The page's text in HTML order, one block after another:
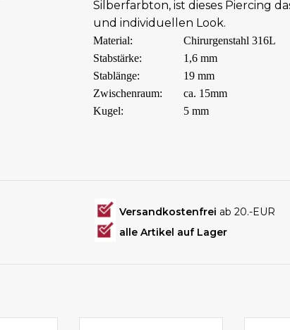
Silberfarbton, ist dieses Piercing
und individuellen Look.
Material:
Chirurgenstahl 316L
Stabstärke:
1,6 mm
Stablänge:
19 mm
Zwischenraum:
ca. 15mm
Kugel:
5 mm
Versandkostenfrei ab 20.-EUR
alle Artikel auf Lager